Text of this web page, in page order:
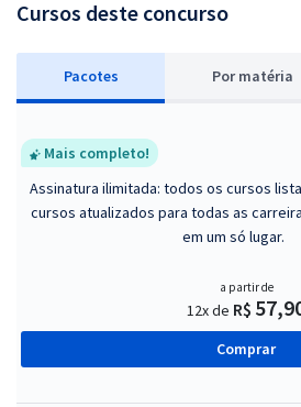
Cursos deste concurso
Pacotes Por matéria
Mais completo!
Assinatura ilimitada: todos os cursos
cursos atualizados para todas as
em um só lugar.
a partir de
12x de R$
Comprar